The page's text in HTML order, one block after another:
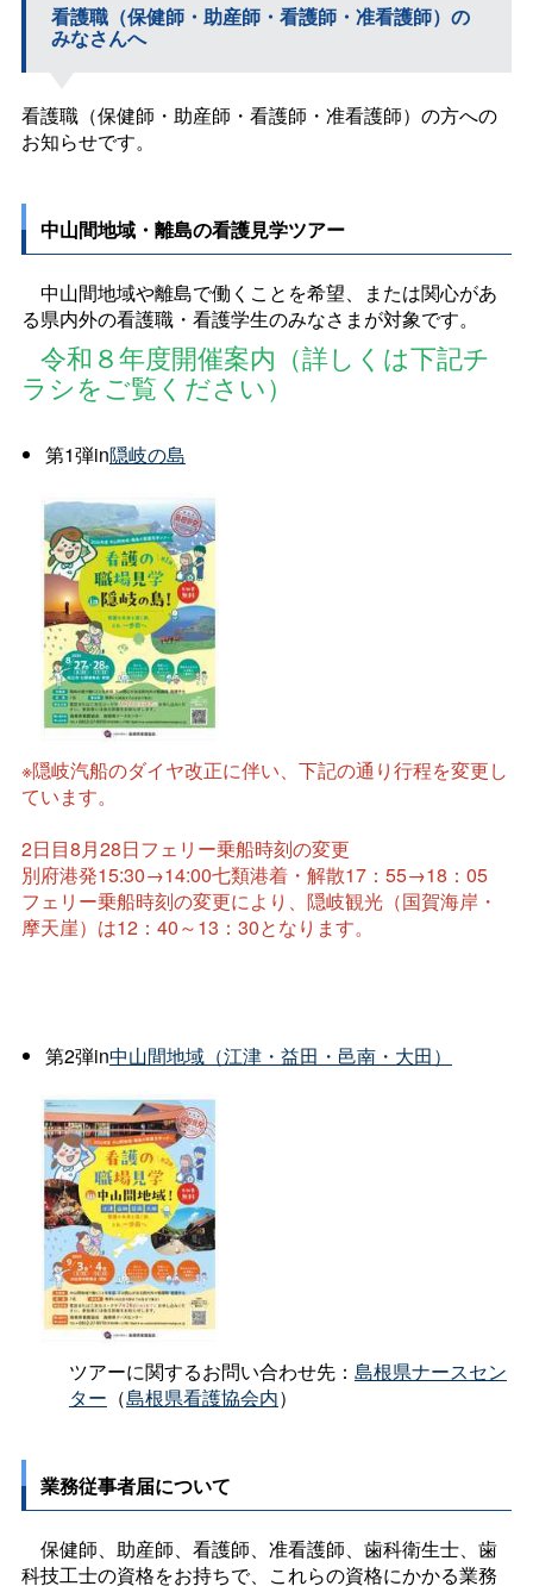
看護職（保健師・助産師・看護師・准看護師）の
みなさんへ
看護職（保健師・助産師・看護師・准看護師）の方への
お知らせです。
中山間地域・離島の看護見学ツアー
中山間地域や離島で働くことを希望、または関心があ
る県内外の看護職・看護学生のみなさまが対象です。
令和８年度開催案内（詳しくは下記チ
ラシをご覧ください）
第1弾in隠岐の島
※隠岐汽船のダイヤ改正に伴い、下記の通り行程を変更し
ています。
2日目8月28日フェリー乗船時刻の変更
別府港発15:30→14:00七類港着・解散17：55→18：05
フェリー乗船時刻の変更により、隠岐観光（国賀海岸・
摩天崖）は12：40～13：30となります。
第2弾in中山間地域（江津・益田・邑南・大田）
ツアーに関するお問い合わせ先： 島根県ナースセン
ター （島根県看護協会内）
業務従事者届について
保健師、助産師、看護師、准看護師、歯科衛生士、歯
科技工士の資格をお持ちで、これらの資格にかかる業務